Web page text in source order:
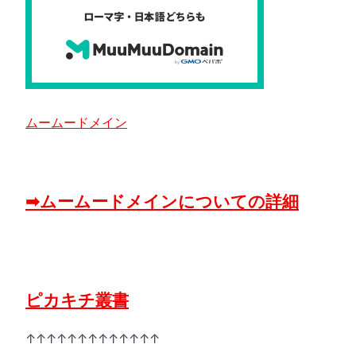
ムームードメイン
➡ムームードメインについての詳細
ピカキチ叢書
↑↑↑↑↑↑↑↑↑↑↑↑↑